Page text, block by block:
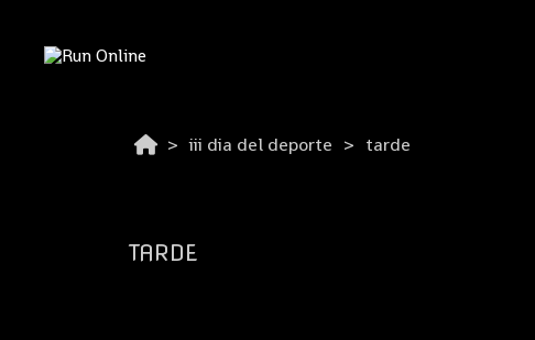
iii dia del deporte tarde
TARDE